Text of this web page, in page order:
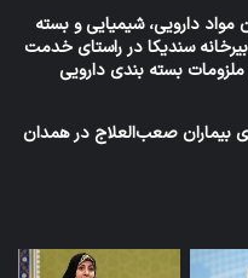
دارویی، شیمیایی و بسته
سندیکا در راستای خدمت
ملزومات بسته بندی دارویی
بیماران صعب‌العلاج در همدان